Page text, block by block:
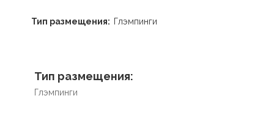
Тип размещения: Глэмпинги
Тип размещения:
Глэмпинги